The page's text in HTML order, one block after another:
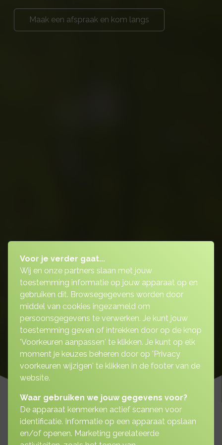
Maak een afspraak en kom langs
Voor je verder gaat...
Wij en onze partners slaan met jouw
toestemming informatie op jouw apparaat op en
gebruiken dit. Browsegegevens worden door
middel van cookies ingezameld om
persoonsgegevens te verwerken. Je kunt jouw
toestemming geven of intrekken door op de knop
'Voorkeuren aanpassen' te klikken. Je kunt op elk
moment je keuzes beheren door op 'Privacy
voorkeuren wijzigen' te klikken in de footer van de
website.
Waar gebruiken we jouw gegevens voor?
De apparaat kenmerken actief scannen voor
identificatie. Informatie op een apparaat opslaan
en/of openen. Marketing gerelateerde